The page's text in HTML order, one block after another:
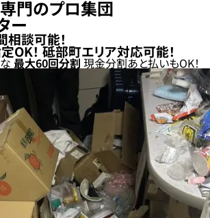
門のプロ集団
ー
談可能！
OK！ 砥部町エリア対応可能！
最大60回分割 現金分割あと払いもOK！